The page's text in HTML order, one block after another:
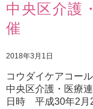
中央区介護
催
2018年3月1日
コウダイケアコー
中央区介護・医療
日時 平成30年2月